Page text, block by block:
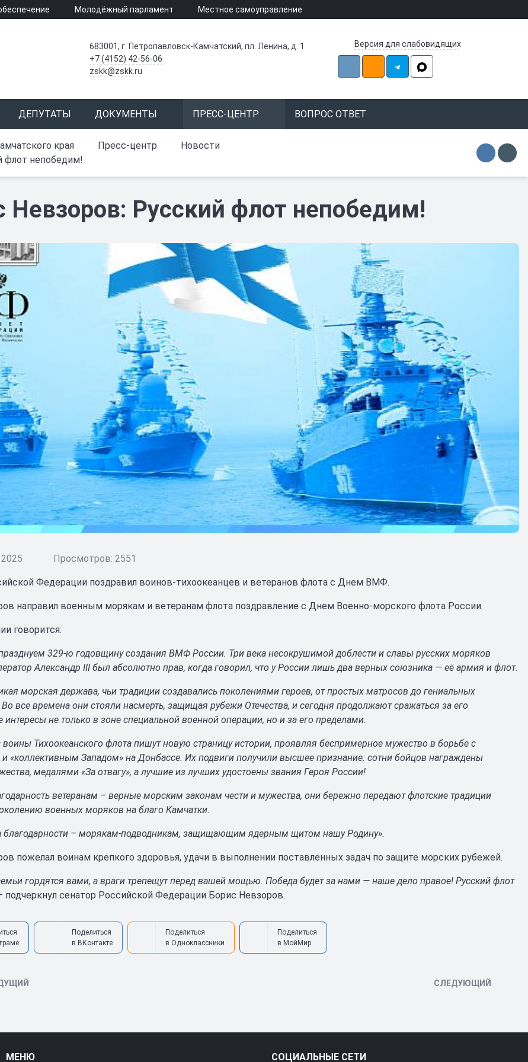
Молодёжный парламент Местное самоуправление
683001, г. Петропавловск-Камчатский, пл. Ленина, д. 1
+7 (4152) 42-56-06
zskk@zskk.ru
Версия для слабовидящих
ДЕПУТАТЫ ДОКУМЕНТЫ ПРЕСС-ЦЕНТР ВОПРОС ОТВЕТ
края Пресс-центр
Новости
флот непобедим!
Невзоров: Русский флот непобедим!
Просмотров: 2551
Федерации поздравил воинов-тихоокеанцев и ветеранов флота с Днем ВМФ.
направил военным морякам и ветеранам флота поздравление с Днем Военно-морского флота России.
говорится:
329-ю годовщину создания ВМФ России. Три века несокрушимой доблести и славы русских моряков
Александр III был абсолютно прав, когда говорил, что у России лишь два верных союзника — её армия и флот.
морская держава, чьи традиции создавались поколениями героев, от простых матросов до гениальных
все времена они стояли насмерть, защищая рубежи Отечества, и сегодня продолжают сражаться за его
интересы не только в зоне специальной военной операции, но и за его пределами.
Тихоокеанского флота пишут новую страницу истории, проявляя беспримерное мужество в борьбе с
«коллективным Западом» на Донбассе. Их подвиги получили высшее признание: сотни бойцов награждены
медалями «За отвагу», а лучшие из лучших удостоены звания Героя России!
ветеранам – верные морским законам чести и мужества, они бережно передают флотские традиции
военных моряков на благо Камчатки.
благодарности – морякам-подводникам, защищающим ядерным щитом нашу Родину».
пожелал воинам крепкого здоровья, удачи в выполнении поставленных задач по защите морских рубежей.
гордятся вами, а враги трепещут перед вашей мощью. Победа будет за нами — наше дело правое! Русский флот
подчеркнул сенатор Российской Федерации Борис Невзоров.
Поделиться
в ВКонтакте
Поделиться
в Одноклассники
Поделиться
в МойМир
СЛЕДУЮЩИЙ
МЕНЮ СОЦИАЛЬНЫЕ СЕТИ